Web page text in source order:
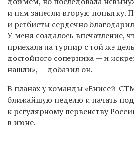
и нам занесли вторую попытку.
и регбисты сердечно
У меня создалось впечатление,
приехала на турнир с той же
достойного соперника — и
нашли», — добавил он.
В планах у команды «Енисей-
ближайшую неделю и начать
к регулярному первенству
в июне.